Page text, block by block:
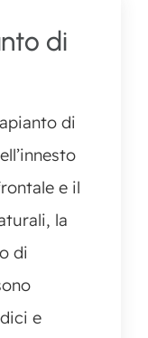
di
di
e il
la
di
e